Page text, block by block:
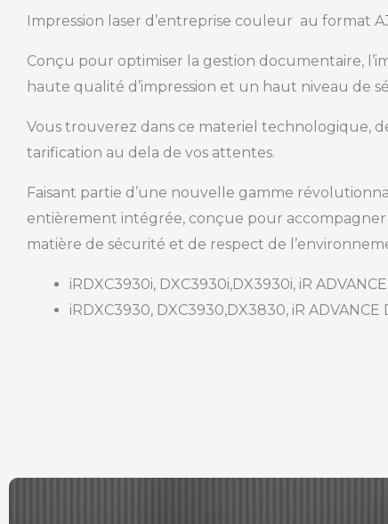
Impression laser d’entreprise couleur au format
Conçu pour optimiser la gestion documentaire,
haute qualité d’impression et un haut niveau de
Vous trouverez dans ce materiel technologique,
tarification au dela de vos attentes.
Faisant partie d’une nouvelle gamme
entièrement intégrée, conçue pour
matière de sécurité et de respect de
iRDXC3930i, DXC3930i,DX3930i, iR
iRDXC3930, DXC3930,DX3830, iR ADVANCE